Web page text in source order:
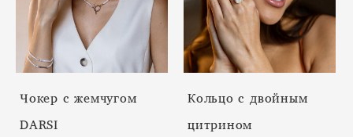
Чокер с жемчугом
DARSI
Кольцо с двойным
цитрином